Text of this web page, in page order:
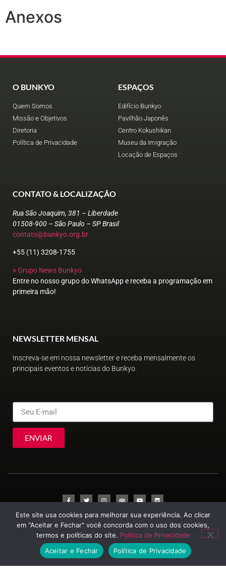
Anexos
O BUNKYO
Quem Somos
Missão e Objetivos
Diretoria
Política de Privacidade
ESPAÇOS
Edifício Bunkyo
Pavilhão Japonês
Centro Kokushikan
Museu da Imigração
Locação de Espaços
CONTATO & LOCALIZAÇÃO
Rua São Joaquim, 381 – Liberdade
01508-900 – São Paulo – SP Brasil
contato@bunkyo.org.br
+55 (11) 3208-1755
> Grupo News Bunkyo
Entre no nosso grupo do WhatsApp e receba a programação em
primeira mão!
NEWSLETTER MENSAL
Inscreva-se em nossa newsletter e receba mensalmente os
principais eventos e notícias do Bunkyo.
ENVIAR
© Sociedade Brasileira de Cultura Japonesa e de Assistência Social
2023
Este site usa cookies para melhorar sua experiência. Ao clicar
em "Aceitar e Fechar" você concorda com o uso dos cookies,
termos e políticas do site. Política de Privacidade
Aceitar e Fechar
Política de Privacidade